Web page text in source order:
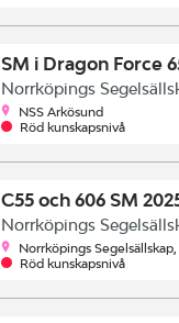
SM i Dragon Force
Norrköpings
NSS Arkösund
Röd kunskapsnivå
C55 och 606 SM
Norrköpings
Norrköpings
Röd kunskapsnivå